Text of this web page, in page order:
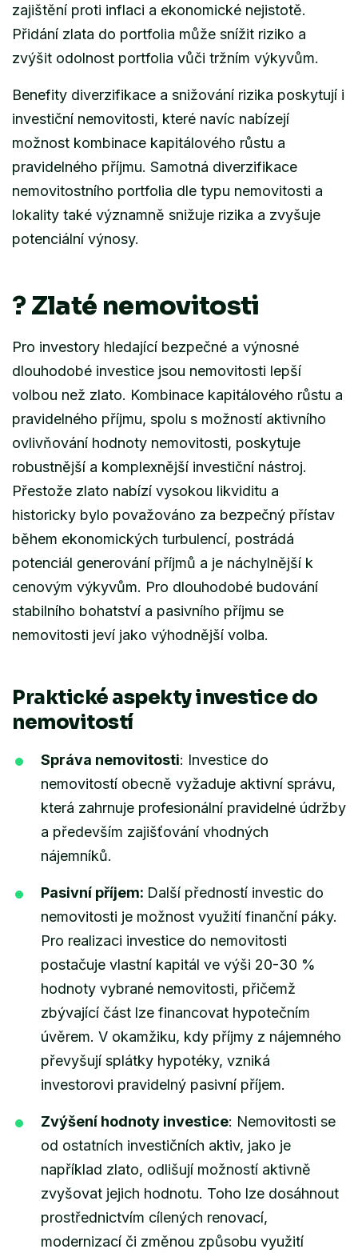
zajištění proti inflaci a ekonomické nejistotě.
Přidání zlata do portfolia může snížit riziko a
zvýšit odolnost portfolia vůči tržním výkyvům.
Benefity diverzifikace a snižování rizika poskytují i
investiční nemovitosti, které navíc nabízejí
možnost kombinace kapitálového růstu a
pravidelného příjmu. Samotná diverzifikace
nemovitostního portfolia dle typu nemovitosti a
lokality také významně snižuje rizika a zvyšuje
potenciální výnosy.
?Zlaté nemovitosti
Pro investory hledající bezpečné a výnosné
dlouhodobé investice jsou nemovitosti lepší
volbou než zlato. Kombinace kapitálového růstu a
pravidelného příjmu, spolu s možností aktivního
ovlivňování hodnoty nemovitosti, poskytuje
robustnější a komplexnější investiční nástroj.
Přestože zlato nabízí vysokou likviditu a
historicky bylo považováno za bezpečný přístav
během ekonomických turbulencí, postrádá
potenciál generování příjmů a je náchylnější k
cenovým výkyvům. Pro dlouhodobé budování
stabilního bohatství a pasivního příjmu se
nemovitosti jeví jako výhodnější volba.
Praktické aspekty investice do
nemovitostí
Správa nemovitosti: Investice do
nemovitostí obecně vyžaduje aktivní správu,
která zahrnuje profesionální pravidelné údržby
a především zajišťování vhodných
nájemníků.
Pasivní příjem: Další předností investic do
nemovitosti je možnost využití finanční páky.
Pro realizaci investice do nemovitosti
postačuje vlastní kapitál ve výši 20-30 %
hodnoty vybrané nemovitosti, přičemž
zbývající část lze financovat hypotečním
úvěrem. V okamžiku, kdy příjmy z nájemného
převyšují splátky hypotéky, vzniká
investorovi pravidelný pasivní příjem.
Zvýšení hodnoty investice: Nemovitosti se
od ostatních investičních aktiv, jako je
například zlato, odlišují možností aktivně
zvyšovat jejich hodnotu. Toho lze dosáhnout
prostřednictvím cílených renovací,
modernizací či změnou způsobu využití